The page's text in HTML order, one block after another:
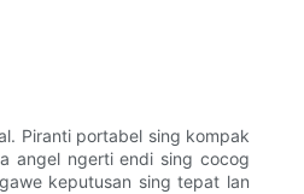
Piranti portabel sing kompak
angel ngerti endi sing cocog
keputusan sing tepat lan